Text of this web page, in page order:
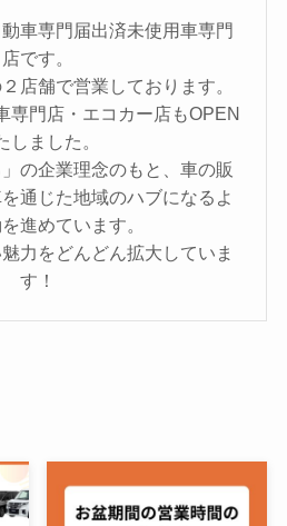
車専門届出済未使用車専門
店です。
店舗で営業しております。
専門店・エコカー店もOPEN
しました。
」の企業理念のもと、車の販
通じた地域のハブになるよ
進めています。
力をどんどん拡大していま
す！